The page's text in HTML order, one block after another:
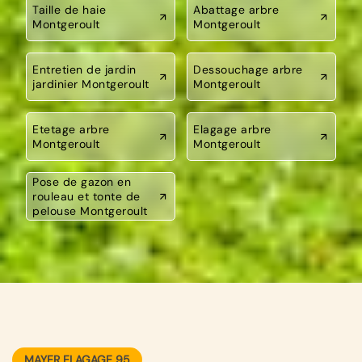
Taille de haie
Montgeroult
Abattage arbre
Montgeroult
Entretien de jardin
jardinier Montgeroult
Dessouchage arbre
Montgeroult
Etetage arbre
Montgeroult
Elagage arbre
Montgeroult
Pose de gazon en
rouleau et tonte de
pelouse Montgeroult